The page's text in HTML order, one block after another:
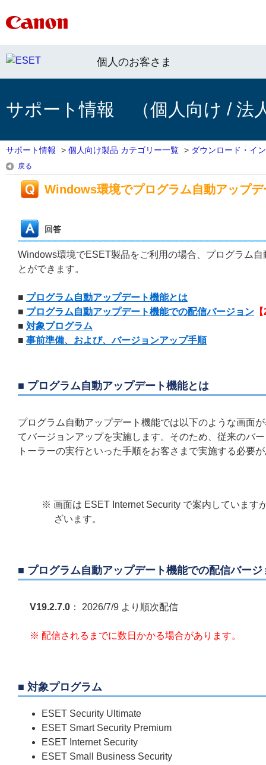
個人のお客さま
サポート情報 （個人向け / 法
サポート情報 > 個人向け製品 カテゴリー一覧 > ダウンロード・イ
戻る
Windows環境でプログラム自動アップ
回答
Windows環境でESET製品をご利用の場合、プログラム
とができます。
■ プログラム自動アップデート機能とは
■ プログラム自動アップデート機能での配信バージョン
■ 対象プログラム
■ 事前準備、および、バージョンアップ手順
■ プログラム自動アップデート機能とは
プログラム自動アップデート機能では以下のような画面
てバージョンアップを実施します。そのため、従来のバ
トーラーの実行といった手順をお客さまで実施する必要
※ 画面は ESET Internet Security で案内しています
ざいます。
■ プログラム自動アップデート機能での配信バージ
V19.2.7.0 ： 2026/7/9 より順次配信
※ 配信されるまでに数日かかる場合があります。
■ 対象プログラム
ESET Security Ultimate
ESET Smart Security Premium
ESET Internet Security
ESET Small Business Security